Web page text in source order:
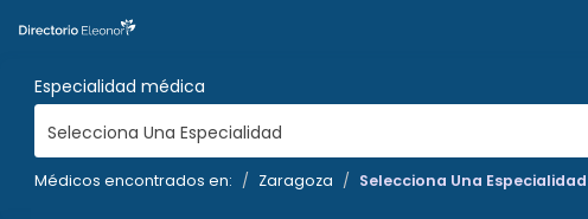
Especialidad médica
Selecciona Una Especialidad
Médicos encontrados en: Zaragoza Selecciona Una Especialidad